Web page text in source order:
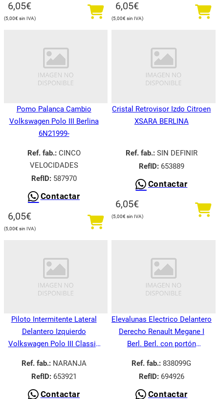
6,05€
5,00€
6,05€
5,00€
Pomo Palanca Cambio
Volkswagen Polo III Berlina
6N21999-
Ref. fab.:CINCO
VELOCIDADES
RefID:587970
Contactar
6,05€
5,00€
Cristal Retrovisor Izdo Citroen
XSARA BERLINA
Ref. fab.:SIN DEFINIR
RefID:653889
Contactar
6,05€
5,00€
Piloto Intermitente Lateral
Delantero Izquierdo
Volkswagen Polo III Classic
Ref. fab.:NARANJA
RefID:653921
Contactar
Elevalunas Electrico Delantero
Derecho Renault Megane I
Berl. Berl. con portón
Ref. fab.: 838099G
RefID:694926
Contactar